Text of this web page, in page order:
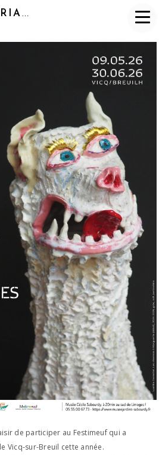
ELVIRE BLANC BRIAND
de participer au Festimeuf qui a
Vicq-sur-Breuil cette année.